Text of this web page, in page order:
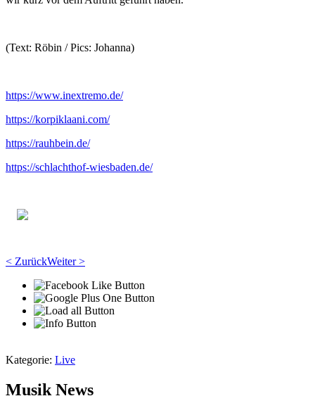
(Text: Röbin / Pics: Johanna)
https://www.inextremo.de/
https://korpiklaani.com/
https://rauhbein.de/
https://schlachthof-wiesbaden.de/
< ZurückWeiter >
Kategorie: Live
Musik News